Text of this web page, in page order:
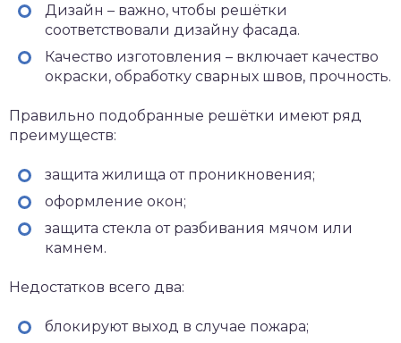
Дизайн – важно, чтобы решётки
соответствовали дизайну фасада.
Качество изготовления – включает качество
окраски, обработку сварных швов, прочность.
Правильно подобранные решётки имеют ряд
преимуществ:
защита жилища от проникновения;
оформление окон;
защита стекла от разбивания мячом или
камнем.
Недостатков всего два:
блокируют выход в случае пожара;